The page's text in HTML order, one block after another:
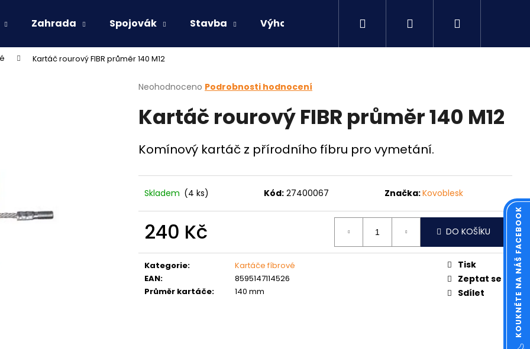
Zahrada Spojovák Stavba Výhodné sety Kontakty Přihlášení
Kartáč rourový FIBR průměr 140 M12
Průměrné
produktu
je
z
5
Neohodnoceno Podrobnosti hodnocení
Kartáč rourový FIBR průměr 140 M12
Komínový kartáč z přírodního fíbru pro vymetání.
Skladem (4 ks) Kód: 27400067 Značka:Kovoblesk
240 Kč
cena:
DO KOŠÍKU
Kategorie:
Kartáče fíbrové
EAN:
8595147114526
Průměr kartáče: 140 mm
Tisk
Zeptat se
Sdílet
Co potřebujete najít?
HLEDAT
Následující
MATICE ŠESTIHRANNÁ PRODLOUŽENÁ
PODLOŽKA PÉROVÁ ČTVERCOVÁ NEREZ
KOUKNĚTE NA NÁŠ FACEBOOK